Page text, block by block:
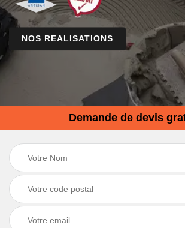
NOS REALISATIONS
Demande de devis